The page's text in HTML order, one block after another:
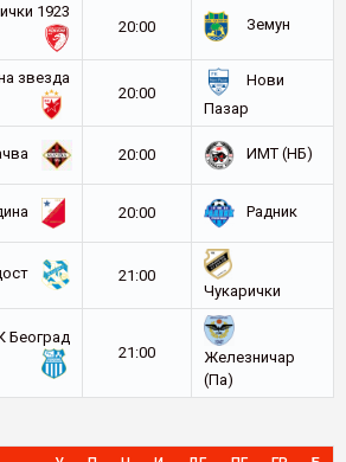
1923
20:00
Земун
звезда
20:00
Нови
Пазар
20:00 ИМТ (НБ)
20:00 Радник
21:00
Чукарички
Београд
21:00
Железничар
(Па)